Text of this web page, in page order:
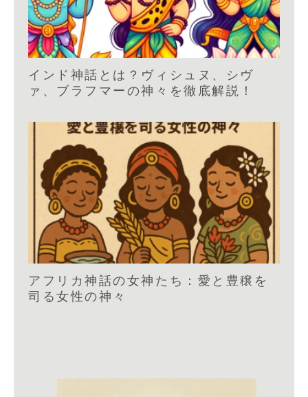
インド神話とは？ヴィシュヌ、シヴ
ァ、ブラフマーの神々を徹底解説！
アフリカ神話の女神たち：愛と豊穣を
司る女性の神々